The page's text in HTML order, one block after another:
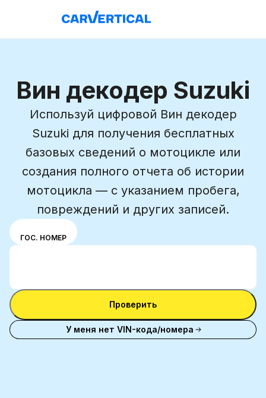
Вин декодер Suzuki
Используй цифровой Вин декодер
Suzuki для получения бесплатных
базовых сведений о мотоцикле или
создания полного отчета об истории
мотоцикла — с указанием пробега,
повреждений и других записей.
Выбери
режим
номером
VIN и
номерным
знаком
ГОС. НОМЕР
Ввести VIN-код
Ввести VIN-код
Проверить
У меня нет VIN-кода/номера